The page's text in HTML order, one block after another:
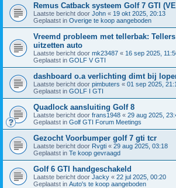
Remus Catback systeem Golf 7 GTI
Laatste bericht door John « 19 okt 2025, 20:13
Geplaatst in Overige te koop aangeboden
Vreemd probleem met tellerbak:
uitzetten auto
Laatste bericht door mk23487 « 16 sep 2025,
Geplaatst in GOLF V GTI
dashboard o.a verlichting dimt bij
Laatste bericht door pimbuters « 01 sep 2025,
Geplaatst in GOLF I GTI
Quadlock aansluiting Golf 8
Laatste bericht door frans1948 « 29 aug 2025,
Geplaatst in Golf GTI Forum Meetings
Gezocht Voorbumper golf 7 gti tcr
Laatste bericht door Rvgti « 29 aug 2025, 03:18
Geplaatst in Te koop gevraagd
Golf 6 GTI handgeschakeld
Laatste bericht door Jacky « 22 jul 2025, 00:20
Geplaatst in Auto's te koop aangeboden